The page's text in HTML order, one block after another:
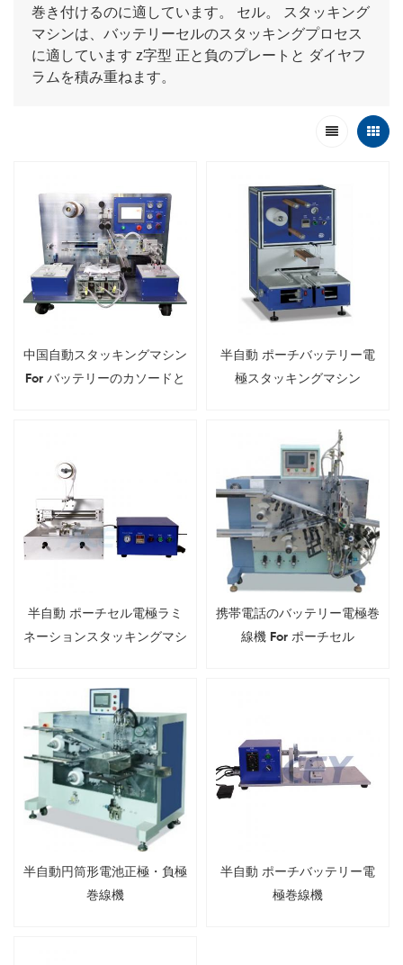
巻き付けるのに適しています。 セル。 スタッキング
マシンは、バッテリーセルのスタッキングプロセス
に適しています z字型 正と負のプレートと ダイヤフ
ラムを積み重ねます。
中国自動スタッキングマシン
For バッテリーのカソードと
半自動 ポーチバッテリー電
極スタッキングマシン
半自動 ポーチセル電極ラミ
ネーションスタッキングマシ
携帯電話のバッテリー電極巻
線機 For ポーチセル
半自動円筒形電池正極・負極
巻線機
半自動 ポーチバッテリー電
極巻線機